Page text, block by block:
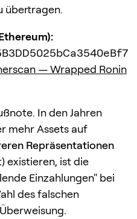
übertragen.
— Wrapped Ronin
In den Jahren
mehr Assets auf
Repräsentationen
existieren, ist die
Einzahlungen" bei
des falschen